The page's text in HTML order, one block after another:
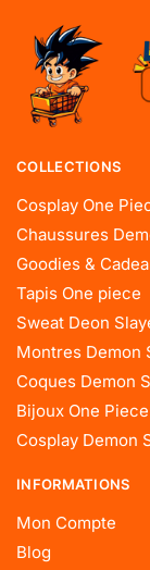
COLLECTIONS
Cosplay One
Chaussures
Goodies &
Tapis One piece
Sweat Deon
Montres Demon
Coques Demon
Bijoux One Piece
Cosplay Demon
INFORMATIONS
Mon Compte
Blog